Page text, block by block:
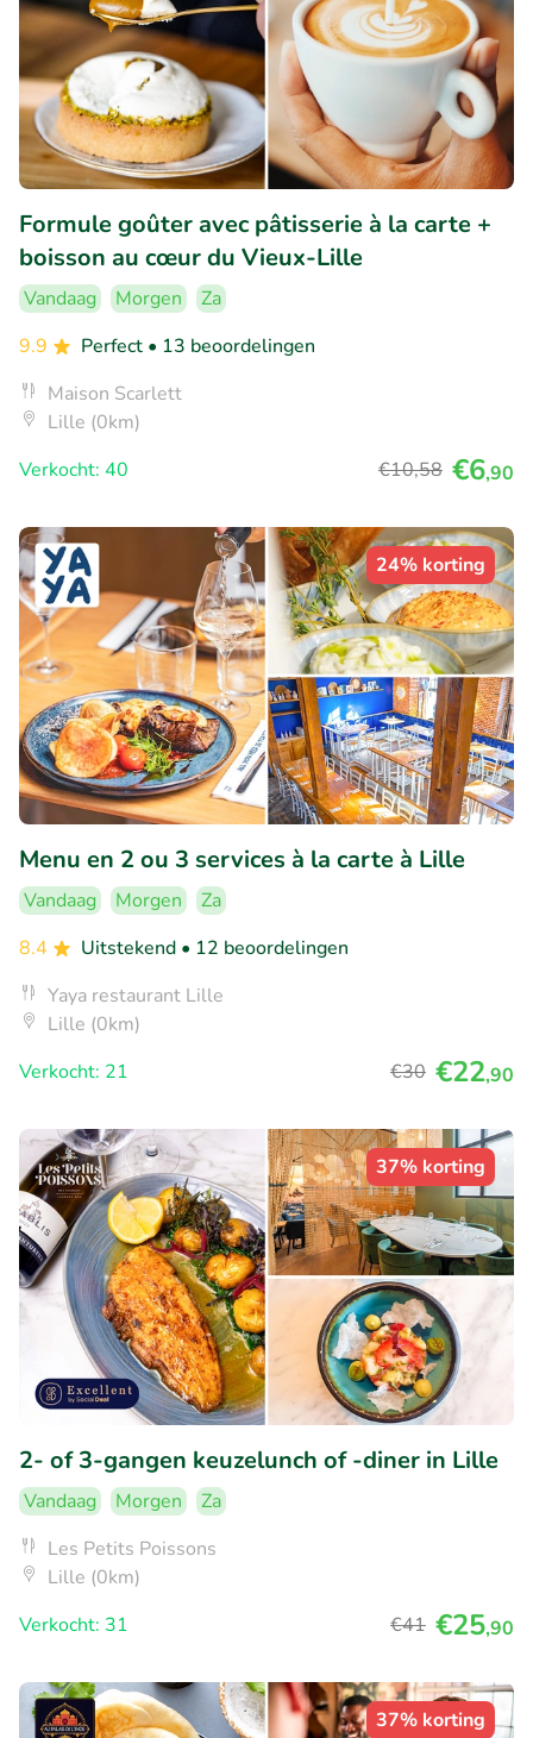
Formule goûter avec pâtisserie à la carte +
boisson au cœur du Vieux-Lille
Vandaag Morgen
Za
9.9
Perfect • 13 beoordelingen
Maison Scarlett
Lille (0km)
Verkocht: 40
€10,58 €6,90
24% korting
Menu en 2 ou 3 services à la carte à Lille
Vandaag Morgen
Za
8.4
Uitstekend • 12 beoordelingen
Yaya restaurant Lille
Lille (0km)
Verkocht: 21
€30 €22,90
37% korting
2- of 3-gangen keuzelunch of -diner in Lille
Vandaag Morgen
Za
Les Petits Poissons
Lille (0km)
Verkocht: 31
€41 €25,90
37% korting